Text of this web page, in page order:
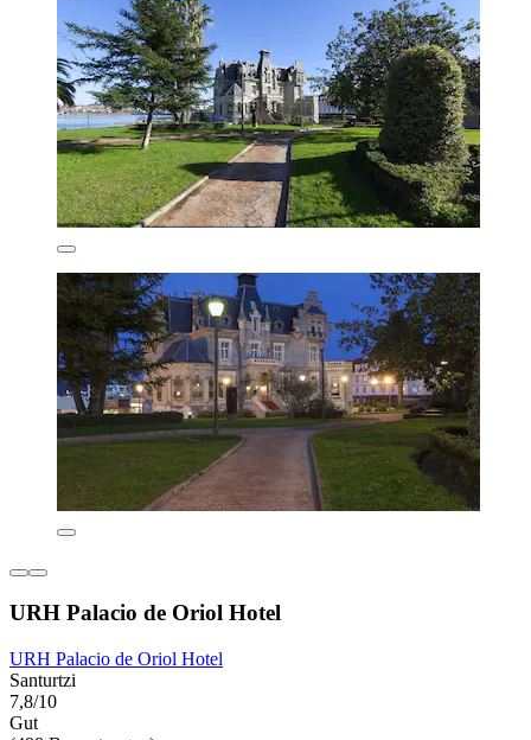
URH Palacio de Oriol Hotel
URH Palacio de Oriol Hotel
Santurtzi
7,8/10
Gut